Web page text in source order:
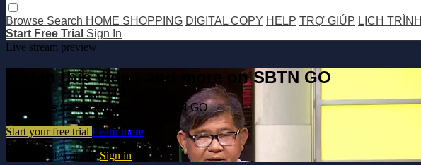
Browse Search HOME SHOPPING DIGITAL COPY HELP TRỢ GIÚP LỊCH TRÌNH
Start Free Trial Sign In
Live stream preview
Watch this video and more on SBTN GO
Watch this video and more on SBTN GO
Start your free trial Learn more
Already subscribed?Sign in